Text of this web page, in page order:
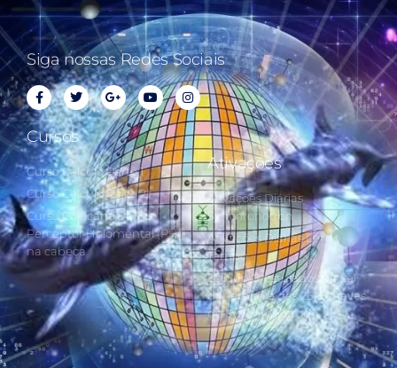
Siga nossas Redes Sociais
Cursos
Curso Cálculo Parte 1
Curso Cálculo Parte 2
Curso Colocando o
Perceptor Holomental (PH)
na cabeça
Ativações
Ativações Diárias
Synchronotron
Ativações Diárias Lei do
Tempo
Estudos Postulados da Lei
do Tempo e das 260 Chaves
do Synchronotron